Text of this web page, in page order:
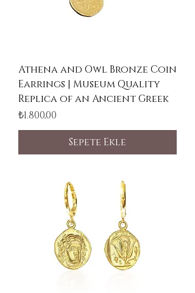
Athena and Owl Bronze Coin
Earrings | Museum Quality
Replica of an Ancient Greek
Fiyat
₺1.800,00
Sepete Ekle